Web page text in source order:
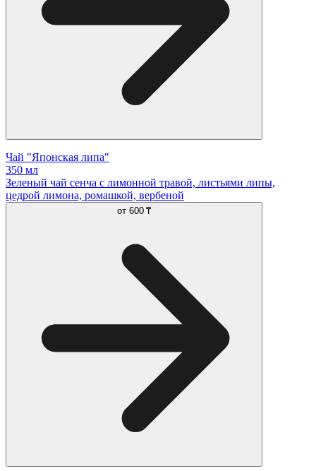
Чай "Японская липа"
350 мл
Зеленый чай сенча с лимонной травой, листьями липы,
цедрой лимона, ромашкой, вербеной
от 600 ₸